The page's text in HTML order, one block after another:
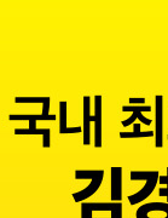
임｜강남3구 거
예측 - 4개 권역
여의도, 최고의 선